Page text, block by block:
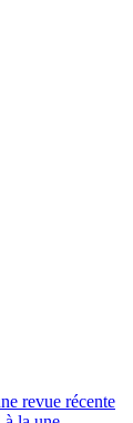
revue récente